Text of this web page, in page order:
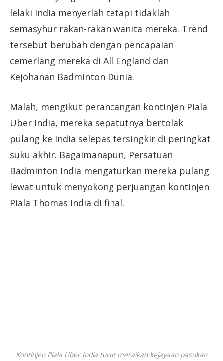
lelaki India menyerlah tetapi tidaklah
semasyhur rakan-rakan wanita mereka. Trend
tersebut berubah dengan pencapaian
cemerlang mereka di All England dan
Kejohanan Badminton Dunia.
Malah, mengikut perancangan kontinjen Piala
Uber India, mereka sepatutnya bertolak
pulang ke India selepas tersingkir di peringkat
suku akhir. Bagaimanapun, Persatuan
Badminton India mengaturkan mereka pulang
lewat untuk menyokong perjuangan kontinjen
Piala Thomas India di final.
Kontinjen Piala Uber India turut meraikan kejayaan pasukan